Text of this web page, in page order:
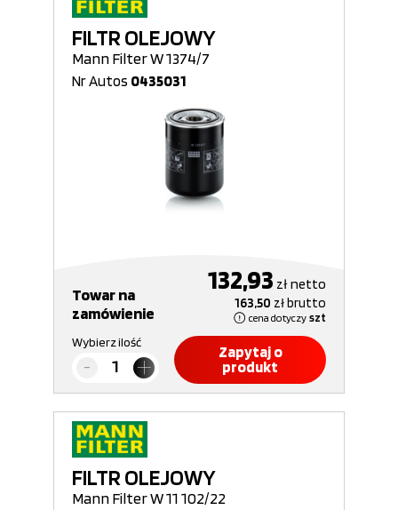
FILTR OLEJOWY
Mann Filter W 1374/7
Nr Autos 0435031
Towar na
zamówienie
132,93 złnetto
163,50 złbrutto
cena dotyczy szt
Wybierz ilość
Zapytaj o
produkt
FILTR OLEJOWY
Mann Filter W 11 102/22